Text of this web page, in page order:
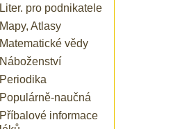
Liter. pro podnikatele
Mapy, Atlasy
Matematické vědy
Náboženství
Periodika
Populárně-naučná
Příbalové informace